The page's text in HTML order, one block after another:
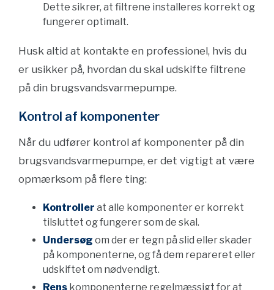
Dette sikrer, at filtrene installeres korrekt og
fungerer optimalt.
Husk altid at kontakte en professionel, hvis du
er usikker på, hvordan du skal udskifte filtrene
på din brugsvandsvarmepumpe.
Kontrol af komponenter
Når du udfører kontrol af komponenter på din
brugsvandsvarmepumpe, er det vigtigt at være
opmærksom på flere ting:
Kontroller at alle komponenter er korrekt
tilsluttet og fungerer som de skal.
Undersøg om der er tegn på slid eller skader
på komponenterne, og få dem repareret eller
udskiftet om nødvendigt.
Rens komponenterne regelmæssigt for at